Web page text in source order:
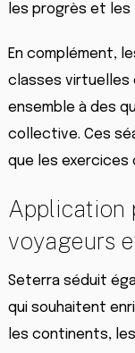
les progrès et les
En complément,
classes virtuelles
ensemble à des
collective. Ces
que les exercices
Application
voyageurs
Seterra séduit
qui souhaitent
les continents,